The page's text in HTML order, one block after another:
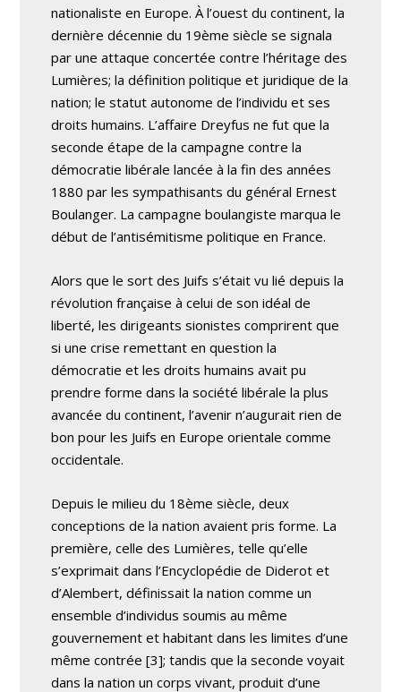
nationaliste en Europe. À l’ouest du continent, la
dernière décennie du 19ème siècle se signala
par une attaque concertée contre l’héritage des
Lumières; la définition politique et juridique de la
nation; le statut autonome de l’individu et ses
droits humains. L’affaire Dreyfus ne fut que la
seconde étape de la campagne contre la
démocratie libérale lancée à la fin des années
1880 par les sympathisants du général Ernest
Boulanger. La campagne boulangiste marqua le
début de l’antisémitisme politique en France.
Alors que le sort des Juifs s’était vu lié depuis la
révolution française à celui de son idéal de
liberté, les dirigeants sionistes comprirent que
si une crise remettant en question la
démocratie et les droits humains avait pu
prendre forme dans la société libérale la plus
avancée du continent, l’avenir n’augurait rien de
bon pour les Juifs en Europe orientale comme
occidentale.
Depuis le milieu du 18ème siècle, deux
conceptions de la nation avaient pris forme. La
première, celle des Lumières, telle qu’elle
s’exprimait dans l’Encyclopédie de Diderot et
d’Alembert, définissait la nation comme un
ensemble d’individus soumis au même
gouvernement et habitant dans les limites d’une
même contrée [3]; tandis que la seconde voyait
dans la nation un corps vivant, produit d’une